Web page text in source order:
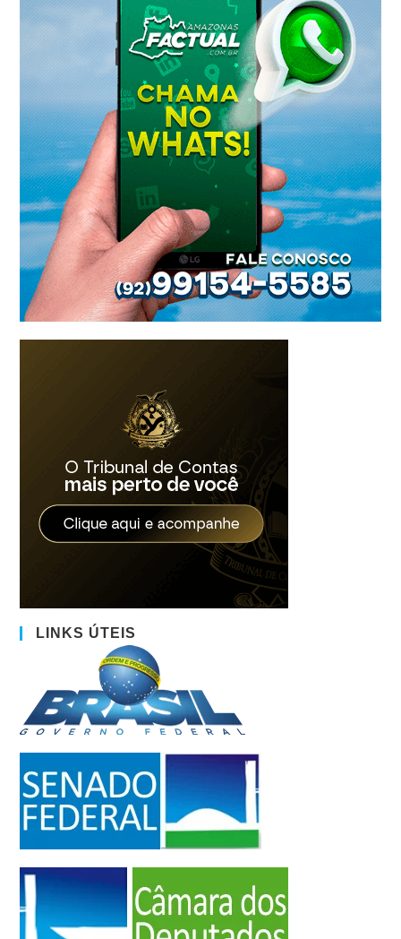
LINKS ÚTEIS